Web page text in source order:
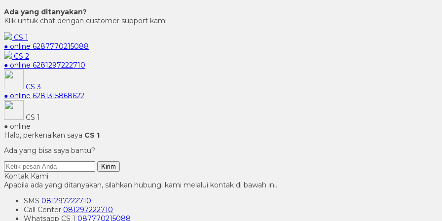
Ada yang ditanyakan?
Klik untuk chat dengan customer support kami
CS 1
● online 6287770215088
CS 2
● online 6281297222710
CS 3
● online 6281315868622
CS 1
● online
Halo, perkenalkan saya CS 1
Ada yang bisa saya bantu?
Kirim
Kontak Kami
Apabila ada yang ditanyakan, silahkan hubungi kami melalui kontak di bawah ini.
SMS 081297222710
Call Center 081297222710
Whatsapp CS 1 087770215088